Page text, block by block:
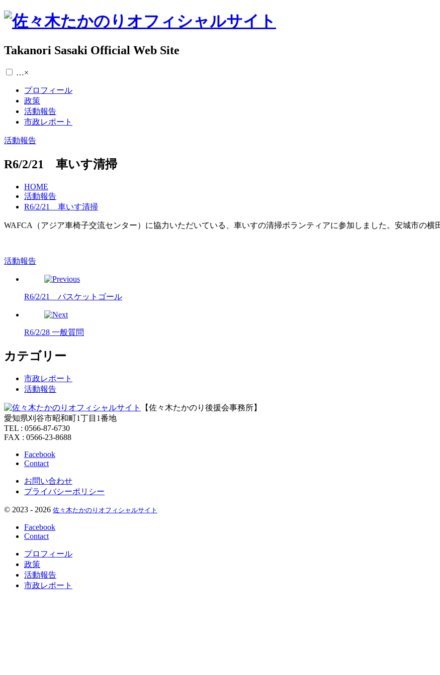
Takanori Sasaki Official Web Site
…×
プロフィール
政策
活動報告
市政レポート
活動報告
R6/2/21 車いす清掃
HOME
活動報告
R6/2/21 車いす清掃
WAFCA（アジア車椅子交流センター）に協力いただいている、車いすの清掃ボランティアに参加しました。安城市の横
活動報告
R6/2/21 バスケットゴール
R6/2/28 一般質問
カテゴリー
市政レポート
活動報告
【佐々木たかのり後援会事務所】
愛知県刈谷市昭和町1丁目1番地
TEL : 0566-87-6730
FAX : 0566-23-8688
Facebook
Contact
お問い合わせ
プライバシーポリシー
© 2023 - 2026 佐々木たかのりオフィシャルサイト
Facebook
Contact
プロフィール
政策
活動報告
市政レポート